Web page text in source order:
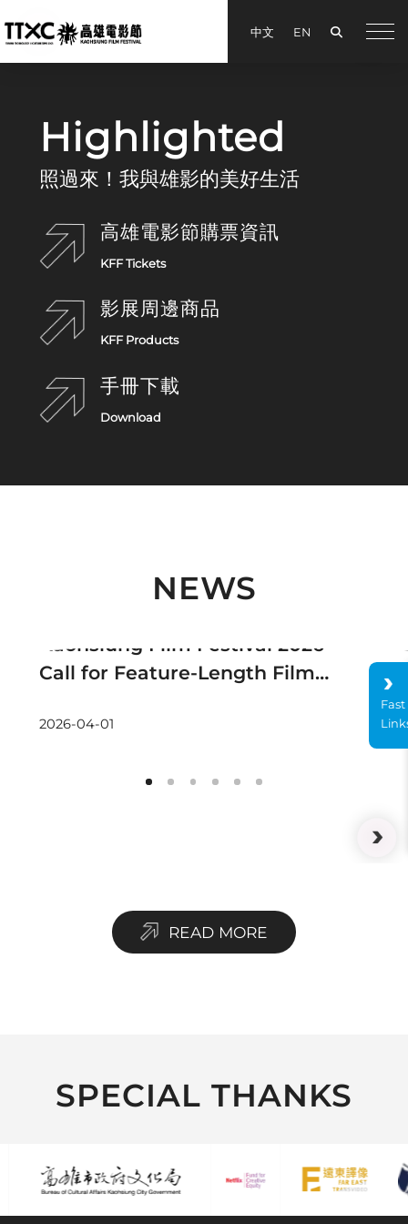
中文 EN Search
手機
Highlighted
照過來！我與雄影的美好生活
高雄電影節購票資訊
KFF Tickets
影展周邊商品
KFF Products
手冊下載
Download
NEWS
Kaohsiung Film Festival 2026
Call for Feature-Length Films
2026-04-01
READ MORE
SPECIAL THANKS
Fast